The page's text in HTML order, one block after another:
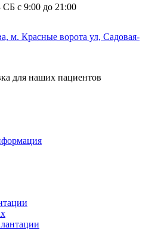
с 9:00 до 21:00
м. Красные ворота ул, Садовая-
для наших пациентов